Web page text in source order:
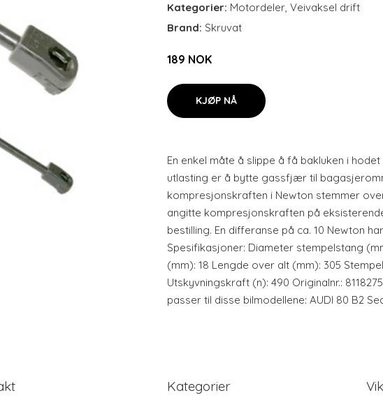
Kategorier: Motordeler, Veivaksel drift
Brand: Skruvat
189 NOK
KJØP NÅ
En enkel måte å slippe å få bakluken i
utlasting er å bytte gassfjær til
kompresjonskraften i Newton stemmer
angitte kompresjonskraften på
bestilling. En differanse på ca. 10 Newton
Spesifikasjoner: Diameter stempelstang
(mm): 18 Lengde over alt (mm): 305
Utskyvningskraft (n): 490 Originalnr.:
passer til disse bilmodellene: AUDI 80 B2
Kategorier